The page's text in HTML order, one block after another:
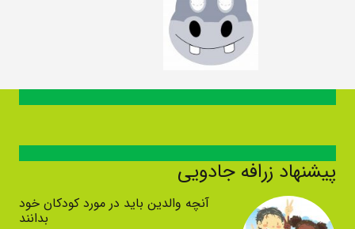
پیشنهاد زرافه جادویی
آنچه والدین باید در مورد کودکان خود
بدانند